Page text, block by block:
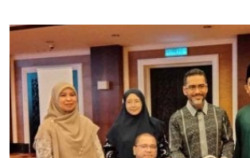
pengguna, keracunan seterusnya